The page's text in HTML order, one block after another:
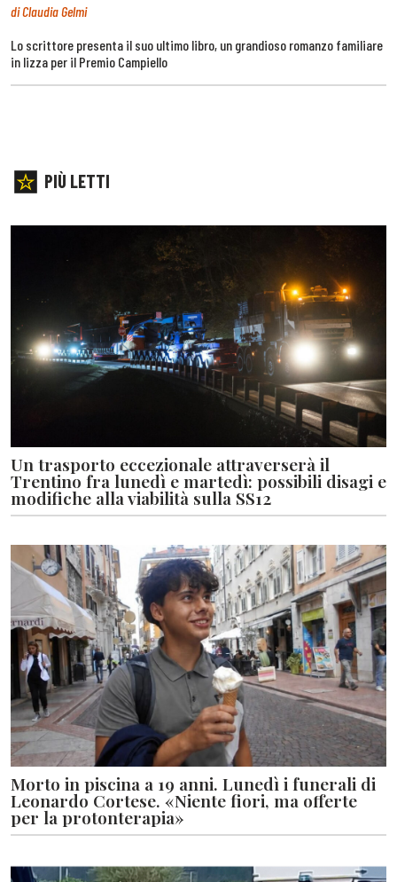
di Claudia Gelmi
Lo scrittore presenta il suo ultimo libro, un grandioso romanzo familiare
in lizza per il Premio Campiello
PIÙ LETTI
Un trasporto eccezionale attraverserà il
Trentino fra lunedì e martedì: possibili disagi e
modifiche alla viabilità sulla SS12
Morto in piscina a 19 anni. Lunedì i funerali di
Leonardo Cortese. «Niente fiori, ma offerte
per la protonterapia»